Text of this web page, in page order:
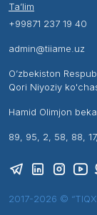
Ta’lim
+99871 237 19 40
admin@tiiame.uz
O’zbekiston
Qori Niyoziy
Hamid Olimjon
89, 95, 2, 58, 88,
2017-2026 ©